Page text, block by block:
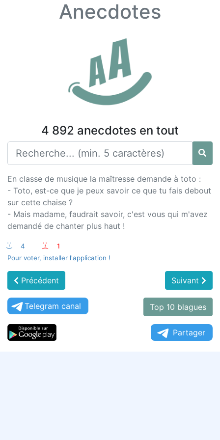
Anecdotes
4 892 anecdotes en tout
En classe de musique la maîtresse demande à toto :
- Toto, est-ce que je peux savoir ce que tu fais debout
sur cette chaise ?
- Mais madame, faudrait savoir, c'est vous qui m'avez
demandé de chanter plus haut !
:-) 4 :-(
1
Pour voter, installer l'application !
Précédent Suivant
Telegram canal Top 10 blagues
Partager